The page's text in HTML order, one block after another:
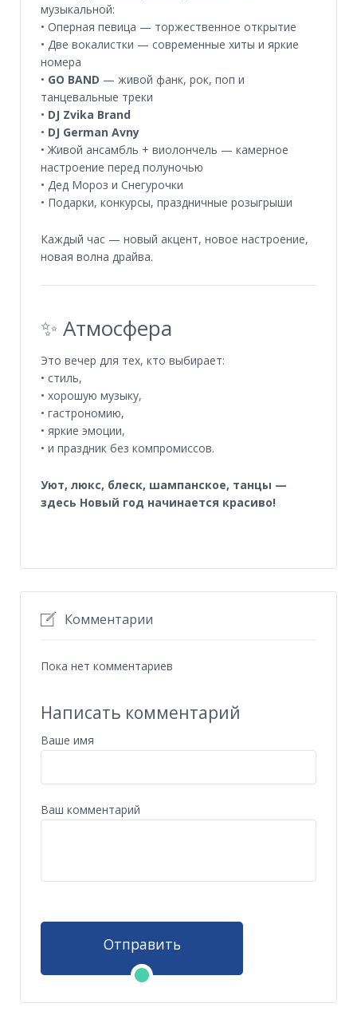
музыкальной:
• Оперная певица — торжественное открытие
• Две вокалистки — современные хиты и яркие
номера
• GO BAND — живой фанк, рок, поп и
танцевальные треки
• DJ Zvika Brand
• DJ German Avny
• Живой ансамбль + виолончель — камерное
настроение перед полуночью
• Дед Мороз и Снегурочки
• Подарки, конкурсы, праздничные розыгрыши
Каждый час — новый акцент, новое настроение,
новая волна драйва.
✨ Атмосфера
Это вечер для тех, кто выбирает:
• стиль,
• хорошую музыку,
• гастрономию,
• яркие эмоции,
• и праздник без компромиссов.
Уют, люкс, блеск, шампанское, танцы —
здесь Новый год начинается красиво!
Комментарии
Пока нет комментариев
Написать комментарий
Ваше имя
Ваш комментарий
Отправить